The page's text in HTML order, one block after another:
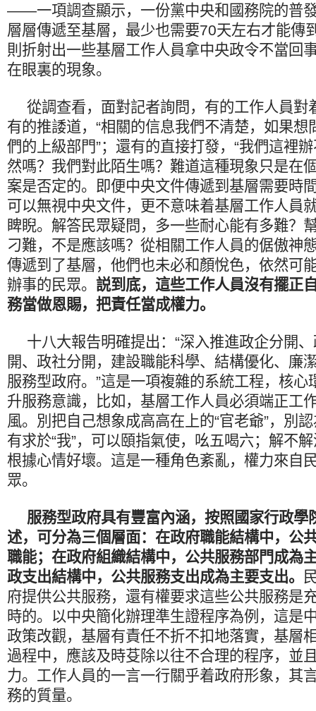
——一項調查顯示，一份黨中央和國務院的普
層層傳遞至基層，最少也需要70天左右才能
則折射出一些基層工作人員拿中央政令不當回
在眼裏的現象。
從調查看，面對記者詢問，有的工作人員對
有的推諉道，“相關的信息我們不清楚，如果想
們的上級部門”；還有的直接打發，“我們這裡
然嗎？我們對此陌生嗎？難道這種現象只是在
案是否定的。即便中央文件傳遞到基層需要時
可以無視中央文件，更不意味着基層工作人員
睥睨。解答民眾疑問，多一些耐心能有多難？
刁難，不是應該嗎？從相關工作人員的倨傲神
傳遞到了基層，他們也未必和顏悅色，依然可
辦事的民眾。 説到底，這些工作人員沒有擺正
務當做恩賜，把責任當成權力。
十八大報告明確提出：“深入推進政企分開
開、政社分開，建設職能科學、結構優化、廉
服務型政府。”這是一項複雜的系統工程，核心
升服務意識，比如，基層工作人員必須端正工
風。別把自己想象成高高在上的“官老爺”，別
有求於“我”，可以頤指氣使，吆五喝六；解不
根據心情好壞。這是一種角色紊亂，權力來自
眾。
服務型政府具有豐富內涵，按照國家行政學
述，可分為三個層面：在政府職能結構中，公
職能；在政府組織結構中，公共服務部門成為
政支出結構中，公共服務支出成為主要支出。
府提供公共服務，還有權要求這些公共服務是
時的。以中央簡化辦理準生證程序為例，這是
政策改觀，基層有責任不折不扣地落實，基層
過程中，應該及時芟除以往不合理的程序，並
力。工作人員的一言一行關乎着政府形象，其
務的質量。